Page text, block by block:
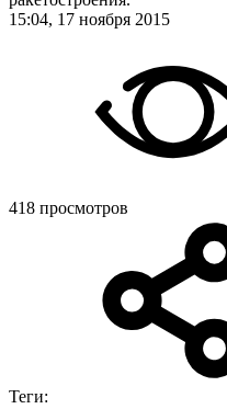
15:04, 17 ноября 2015
418 просмотров
Теги: